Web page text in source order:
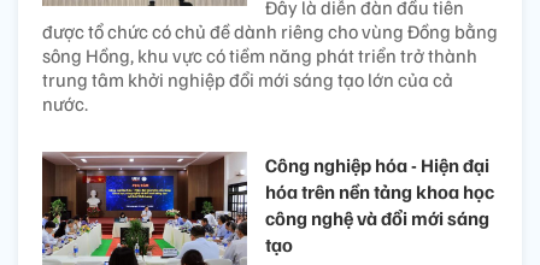
Đây là diễn đàn đầu tiên
được tổ chức có chủ đề dành riêng cho vùng Đồng bằng
sông Hồng, khu vực có tiềm năng phát triển trở thành
trung tâm khởi nghiệp đổi mới sáng tạo lớn của cả
nước.
Công nghiệp hóa - Hiện đại
hóa trên nền tảng khoa học
công nghệ và đổi mới sáng
tạo